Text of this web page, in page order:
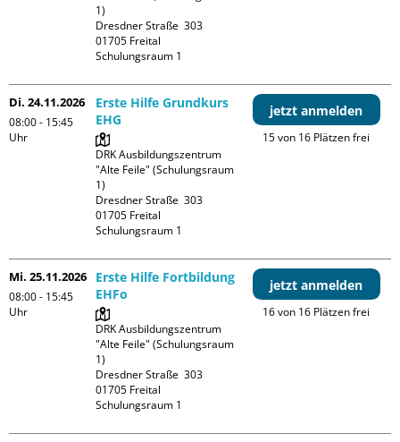
1)
Dresdner Straße  303
01705 Freital
Schulungsraum 1
Di. 24.11.2026
08:00 - 15:45
Uhr
Erste Hilfe Grundkurs
EHG
DRK Ausbildungszentrum
"Alte Feile" (Schulungsraum
1)
Dresdner Straße  303
01705 Freital
Schulungsraum 1
jetzt anmelden
15 von 16 Plätzen frei
Mi. 25.11.2026
08:00 - 15:45
Uhr
Erste Hilfe Fortbildung
EHFo
DRK Ausbildungszentrum
"Alte Feile" (Schulungsraum
1)
Dresdner Straße  303
01705 Freital
Schulungsraum 1
jetzt anmelden
16 von 16 Plätzen frei